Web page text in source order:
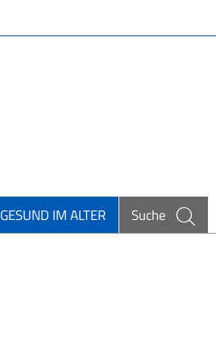
GESUND IM ALTER Suche